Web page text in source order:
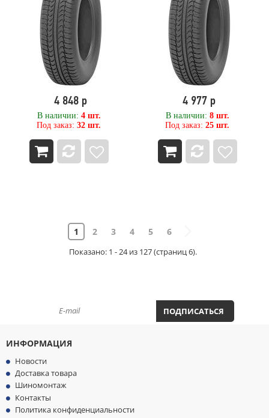
4 848 р
В наличии: 4 шт.
Под заказ:32 шт.
4 977 р
В наличии: 8 шт.
Под заказ:25 шт.
1 2 3 4 5 6
Показано: 1 - 24 из 127 (страниц 6).
ПОДПИСАТЬСЯ
ИНФОРМАЦИЯ
Новости
Доставка товара
Шиномонтаж
Контакты
Политика конфиденциальности